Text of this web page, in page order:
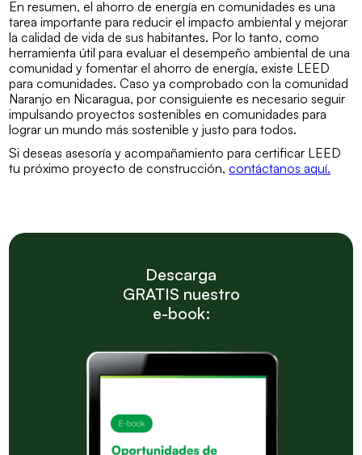
En resumen, el ahorro de energía en comunidades es una
tarea importante para reducir el impacto ambiental y mejorar
la calidad de vida de sus habitantes. Por lo tanto, como
herramienta útil para evaluar el desempeño ambiental de una
comunidad y fomentar el ahorro de energía, existe LEED
para comunidades. Caso ya comprobado con la comunidad
Naranjo en Nicaragua, por consiguiente es necesario seguir
impulsando proyectos sostenibles en comunidades para
lograr un mundo más sostenible y justo para todos.
Si deseas asesoría y acompañamiento para certificar LEED
tu próximo proyecto de construcción,contáctanos aquí.
Descarga
GRATIS nuestro
e-book: